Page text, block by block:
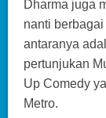
Dharma juga
nanti
antaranya
pertunjukan
Up Comedy
Metro.